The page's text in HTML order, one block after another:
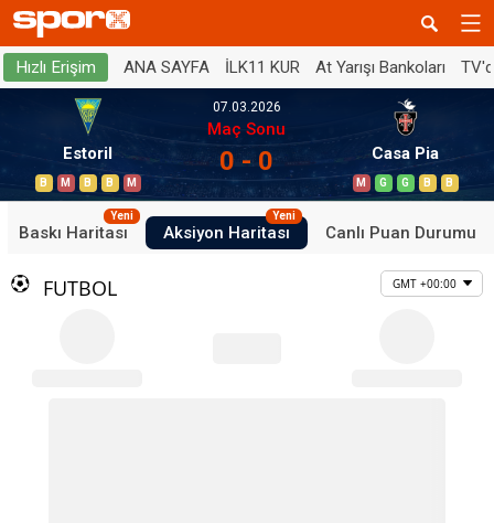
Hızlı Erişim ANA SAYFA İLK11 KUR At Yarışı Bankoları
Estoril
B M B B M
07.03.2026
Maç Sonu
0 - 0 Casa Pia
M G G B B
Baskı Haritası
Yeni
Aksiyon Haritası
Yeni
Canlı Puan Durumu
FUTBOL GMT +00:00